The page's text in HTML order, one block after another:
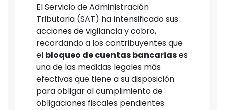
El Servicio de Administración
Tributaria (SAT) ha intensificado sus
acciones de vigilancia y cobro,
recordando a los contribuyentes que
el bloqueo de cuentas bancariases
una de las medidas legales más
efectivas que tiene a su disposición
para obligar al cumplimiento de
obligaciones fiscales pendientes.